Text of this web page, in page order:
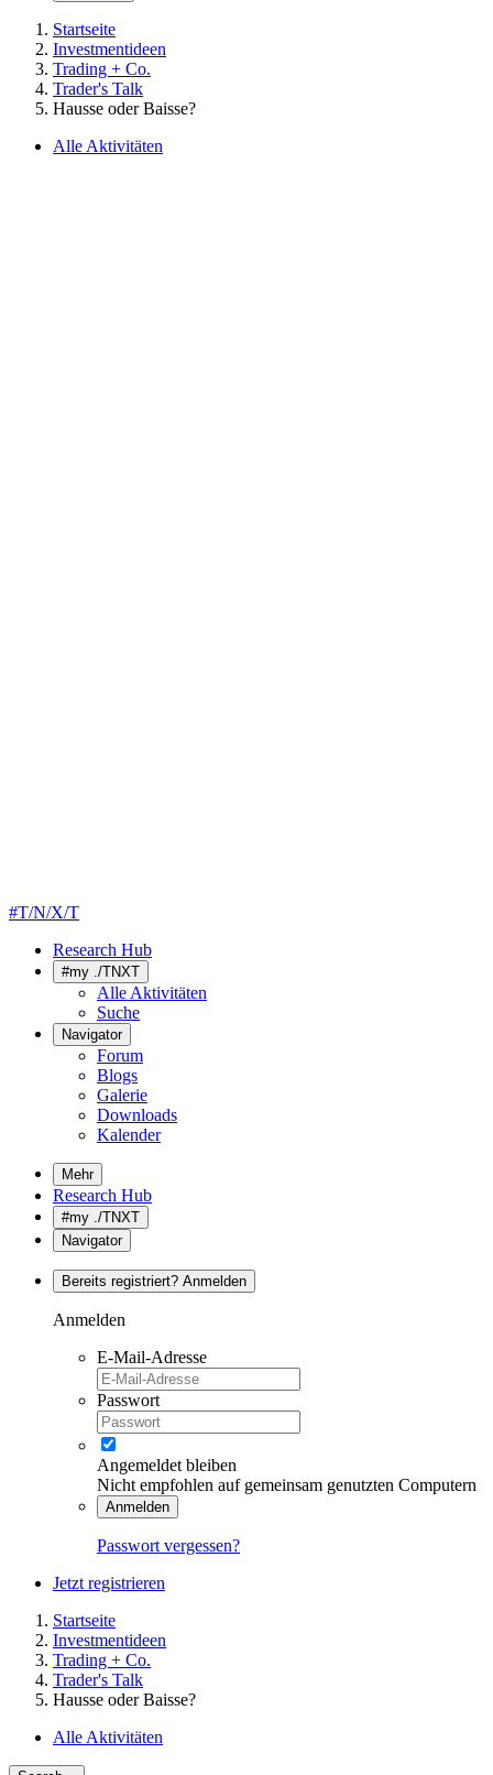
Startseite
Investmentideen
Trading + Co.
Trader's Talk
Hausse oder Baisse?
Alle Aktivitäten
#T/N/X/T
Research Hub
#my ./TNXT
Alle Aktivitäten
Suche
Navigator
Forum
Blogs
Galerie
Downloads
Kalender
Mehr
Research Hub
#my ./TNXT
Navigator
Bereits registriert? Anmelden
Anmelden
E-Mail-Adresse
Passwort
Angemeldet bleiben
Nicht empfohlen auf gemeinsam genutzten Computern
Anmelden
Passwort vergessen?
Jetzt registrieren
Startseite
Investmentideen
Trading + Co.
Trader's Talk
Hausse oder Baisse?
Alle Aktivitäten